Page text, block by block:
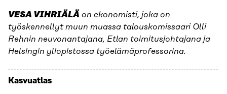
VESA VIHRIÄLÄ on ekonomisti, joka on
työskennellyt muun muassa talouskomissaari Olli
Rehnin neuvonantajana, Etlan toimitusjohtajana ja
Helsingin yliopistossa työelämäprofessorina.
Kasvuatlas